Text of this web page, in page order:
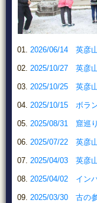
2026/06/14 英彦
2025/10/27 英彦
2025/10/25 英彦
2025/10/15 ボラ
2025/08/31 窟巡
2025/07/22 英彦
2025/04/03 英彦
2025/04/02 イン
2025/03/30 古の